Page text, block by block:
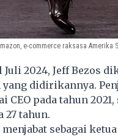
e-commerce raksasa Amerika
Juli 2024, Jeff Bezos
yang didirikannya.
CEO pada tahun
27 tahun.
menjabat sebagai